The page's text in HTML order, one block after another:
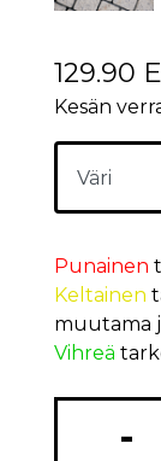
129.90
Kesän
Punainen
Keltainen
muutama
Vihreä
-